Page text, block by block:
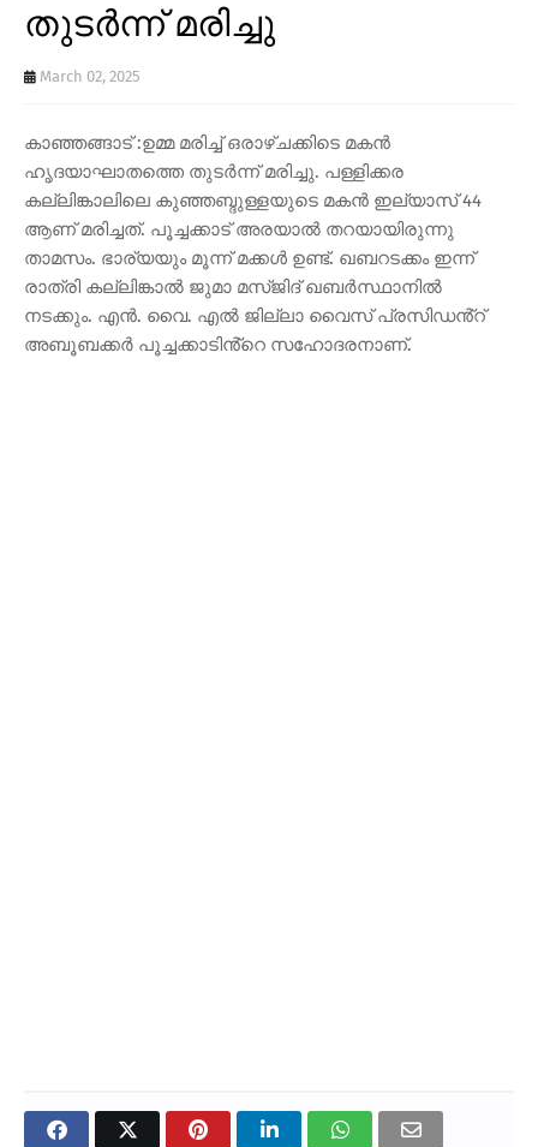
തുടർന്ന് മരിച്ചു
March 02, 2025
കാഞ്ഞങ്ങാട് :ഉമ്മ മരിച്ച് ഒരാഴ്ചക്കിടെ മകൻ
ഹൃദയാഘാതത്തെ തുടർന്ന് മരിച്ചു. പള്ളിക്കര
കല്ലിങ്കാലിലെ കുഞ്ഞബ്ദുള്ളയുടെ മകൻ ഇല്യാസ് 44
ആണ് മരിച്ചത്. പൂച്ചക്കാട് അരയാൽ തറയായിരുന്നു
താമസം. ഭാര്യയും മൂന്ന് മക്കൾ ഉണ്ട്. ഖബറടക്കം ഇന്ന്
രാത്രി കല്ലിങ്കാൽ ജുമാ മസ്ജിദ് ഖബർസ്ഥാനിൽ
നടക്കും. എൻ. വൈ. എൽ ജില്ലാ വൈസ് പ്രസിഡൻ്റ്
അബൂബക്കർ പൂച്ചക്കാടിൻ്റെ സഹോദരനാണ്.